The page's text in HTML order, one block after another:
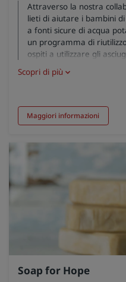
Attraverso la nostra
lieti di aiutare i bambini
a fonti sicure di acqua
un programma di
ospiti a utilizzare gli
facciamo una donazione
Nicaragua hanno oggi
potabile.
Scopri di più
Maggiori informazioni
Soap for Hope